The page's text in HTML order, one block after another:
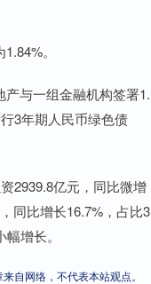
。
与一组金融机构签署1.
3年期人民币绿色债
2939.8亿元，同比微增
同比增长16.7%，占比3
增长。
自网络，不代表本站观点。